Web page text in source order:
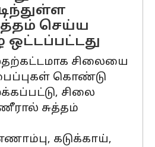
செய்ய
ஒட்டப்பட்டது
சிலையை
பைப்புகள் கொண்டு
சிலை
சுத்தம்
கடுக்காய்,